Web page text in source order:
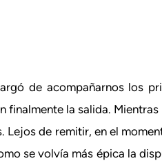
de acompañarnos los
finalmente la salida. Mientras
Lejos de remitir, en el
se volvía más épica la